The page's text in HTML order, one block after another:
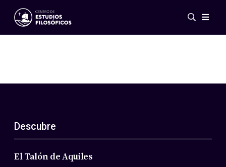
Eventos
ES
EN
Acerca de nosotros
Miembros
Descubre
El Talón de Aquiles